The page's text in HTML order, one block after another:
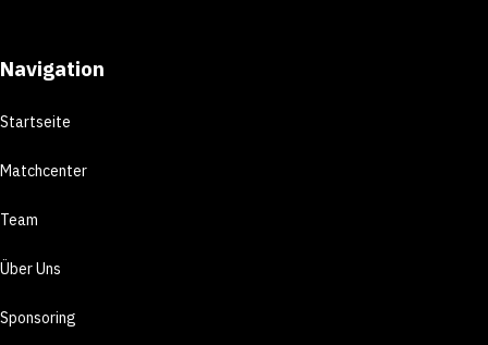
Navigation
Startseite
Matchcenter
Team
Über Uns
Sponsoring